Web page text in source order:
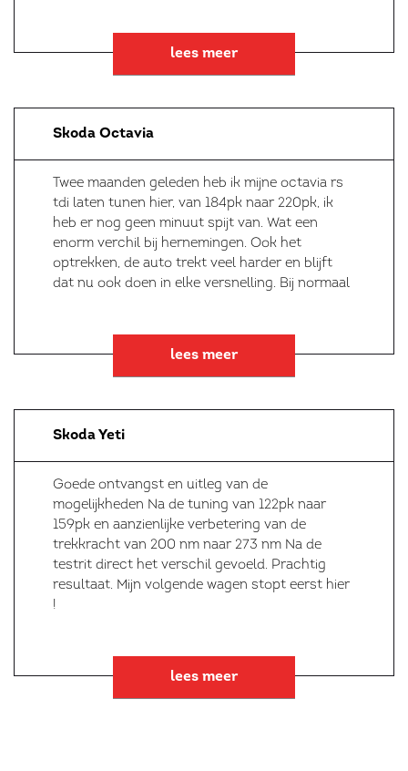
lees meer
Skoda Octavia
Twee maanden geleden heb ik mijne octavia rs
tdi laten tunen hier, van 184pk naar 220pk, ik
heb er nog geen minuut spijt van. Wat een
enorm verchil bij hernemingen. Ook het
optrekken, de auto trekt veel harder en blijft
dat nu ook doen in elke versnelling. Bij normaal
lees meer
Skoda Yeti
Goede ontvangst en uitleg van de
mogelijkheden Na de tuning van 122pk naar
159pk en aanzienlijke verbetering van de
trekkracht van 200 nm naar 273 nm Na de
testrit direct het verschil gevoeld. Prachtig
resultaat. Mijn volgende wagen stopt eerst hier
!
lees meer